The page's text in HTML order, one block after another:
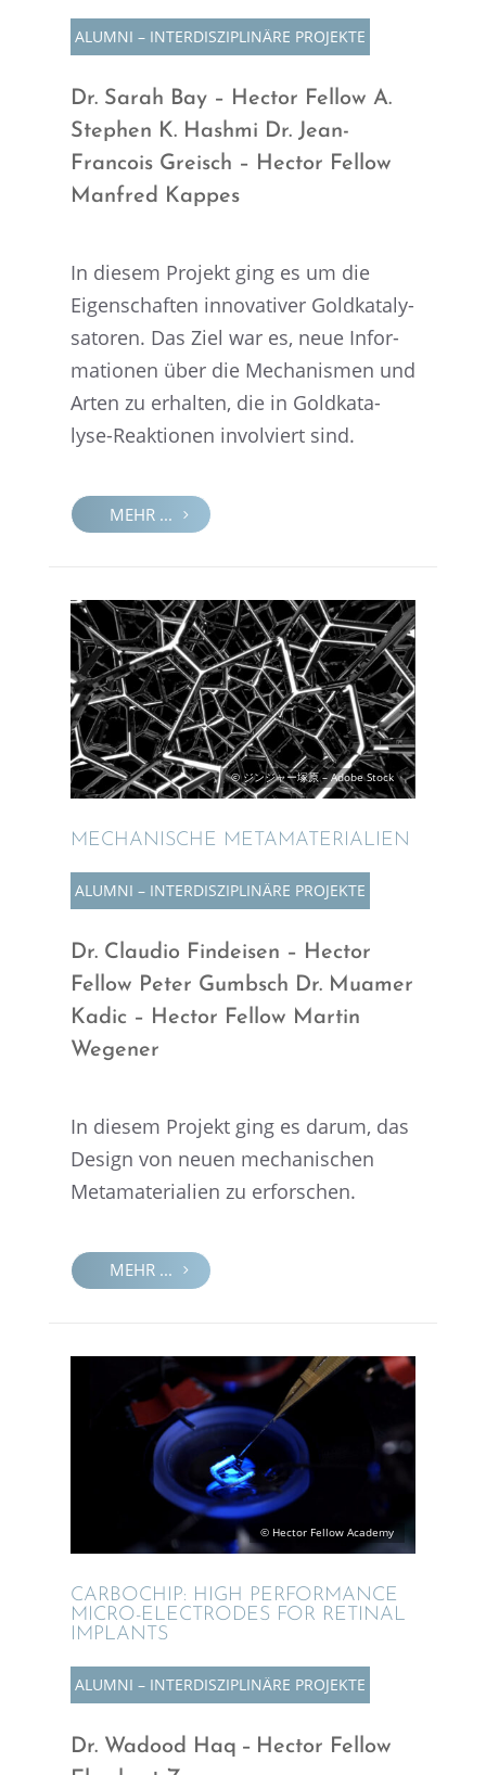
ALUMNI – INTER­DIS­ZI­PLI­NÄRE PROJEKTE
Dr. Sarah Bay – Hector Fellow A.
Stephen K. Hashmi Dr. Jean-
Francois Greisch – Hector Fellow
Manfred Kappes
In diesem Projekt ging es um die
Eigen­schaf­ten innova­ti­ver Goldka­ta­ly­
sa­to­ren. Das Ziel war es, neue Infor­
ma­tio­nen über die Mecha­nis­men und
Arten zu erhal­ten, die in Goldka­ta­
lyse-Reaktio­nen invol­viert sind.
MEHR ...
MECHA­NI­SCHE METAMATERIALIEN
ALUMNI – INTER­DIS­ZI­PLI­NÄRE PROJEKTE
Dr. Claudio Findei­sen – Hector
Fellow Peter Gumbsch Dr. Muamer
Kadic – Hector Fellow Martin
Wegener
In diesem Projekt ging es darum, das
Design von neuen mecha­ni­schen
Metama­te­ria­lien zu erforschen.
MEHR ...
© ジンジャー塚原 – Adobe Stock
CARBO­CHIP: HIGH PERFOR­MANCE
MICRO-ELECTRO­­DES FOR RETINAL
IMPLANTS
ALUMNI – INTER­DIS­ZI­PLI­NÄRE PROJEKTE
Dr. Wadood Haq – Hector Fellow
© Hector Fellow Academy